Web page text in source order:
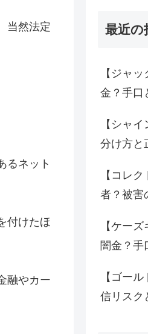
当然法定
るネット
付けたほ
融やカー
最近の
【ジャ
金？手口
【シャ
分け方と
【コレ
者？被害
【ケー
闇金？手
【ゴー
信リスク